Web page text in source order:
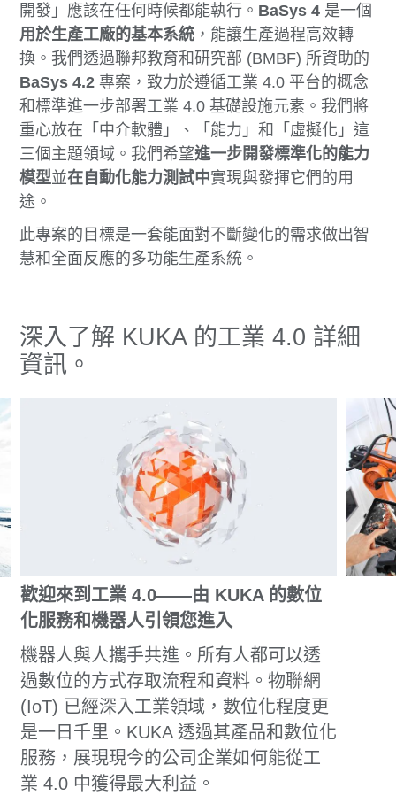
開發」應該在任何時候都能執行。 BaSys 4 是一個
用於生產工廠的基本系統 ，能讓生產過程高效轉
換。我們透過聯邦教育和研究部 (BMBF) 所資助的
BaSys 4.2 專案，致力於遵循工業 4.0 平台的概念
和標準進一步部署工業 4.0 基礎設施元素。我們將
重心放在「中介軟體」、「能力」和「虛擬化」這
三個主題領域。我們希望進一步開發標準化的能力
模型並在自動化能力測試中實現與發揮它們的用
途。
此專案的目標是一套能面對不斷變化的需求做出智
慧和全面反應的多功能生產系統。
深入了解 KUKA 的工業 4.0 詳細
資訊。
歡迎來到工業 4.0——由 KUKA 的數位
化服務和機器人引領您進入
機器人與人攜手共進。所有人都可以透
過數位的方式存取流程和資料。物聯網
(IoT) 已經深入工業領域，數位化程度更
是一日千里。KUKA 透過其產品和數位化
服務，展現現今的公司企業如何能從工
業 4.0 中獲得最大利益。